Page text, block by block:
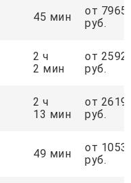
45 мин
от 7965
руб.
2 ч
2 мин
от 2592
руб.
2 ч
13 мин
от 2619
руб.
49 мин
от 1053
руб.